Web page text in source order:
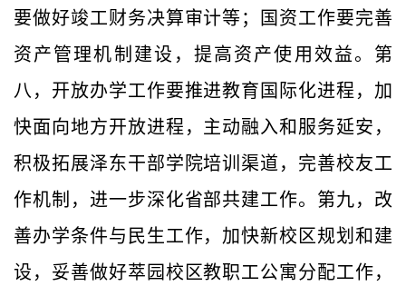
要做好竣工财务决算审计等；国资工作要完善
资产管理机制建设，提高资产使用效益。第
八，开放办学工作要推进教育国际化进程，加
快面向地方开放进程，主动融入和服务延安，
积极拓展泽东干部学院培训渠道，完善校友工
作机制，进一步深化省部共建工作。第九，改
善办学条件与民生工作，加快新校区规划和建
设，妥善做好萃园校区教职工公寓分配工作，